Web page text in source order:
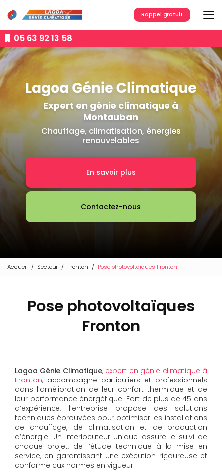
au
contenu
principal05 63 92 13 58
Rappel gratuit
Expert en génie climatique à
Montauban
Chauffage, climatisation, énergies
renouvelables
En savoir plus
Contactez-nous
Accueil Secteur Fronton Pose photovoltaïques Fronton
Pose photovoltaïques
Fronton
Lagoa Génie Climatique, expert en génie climatique à
Fronton, accompagne particuliers et professionnels
dans l’amélioration de leur confort thermique et de
leur performance énergétique. Fort de plus de 45 ans
d’expérience, l’entreprise propose des solutions
techniques éprouvées pour optimiser les installations
de chauffage, de climatisation et de production
d’énergie. Un interlocuteur unique assure le suivi de
chaque projet, de l’étude technique à la mise en
service, en garantissant une exécution rigoureuse et
conforme aux normes en vigueur.